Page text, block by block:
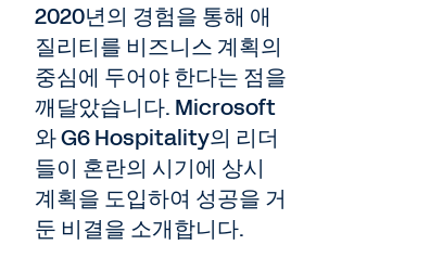
2020년의 경험을 통해 애
질리티를 비즈니스 계획의
중심에 두어야 한다는 점을
깨달았습니다. Microsoft
와 G6 Hospitality의 리더
들이 혼란의 시기에 상시
계획을 도입하여 성공을 거
둔 비결을 소개합니다.